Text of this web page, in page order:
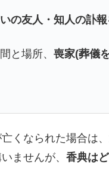
の友人・知人の訃
と場所、喪家(葬儀
くなられた場合は
ませんが、 香典は